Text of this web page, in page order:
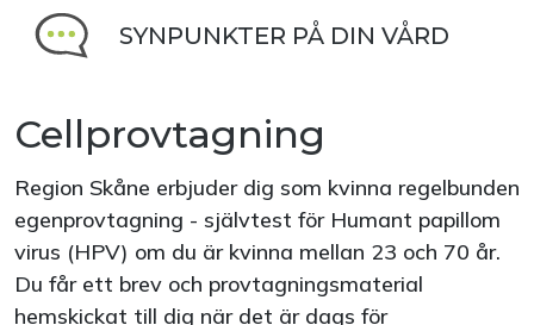
SYNPUNKTER PÅ DIN VÅRD
Cellprovtagning
Region Skåne erbjuder dig som kvinna regelbunden
egenprovtagning - självtest för Humant papillom
virus (HPV) om du är kvinna mellan 23 och 70 år.
Du får ett brev och provtagningsmaterial
hemskickat till dig när det är dags för